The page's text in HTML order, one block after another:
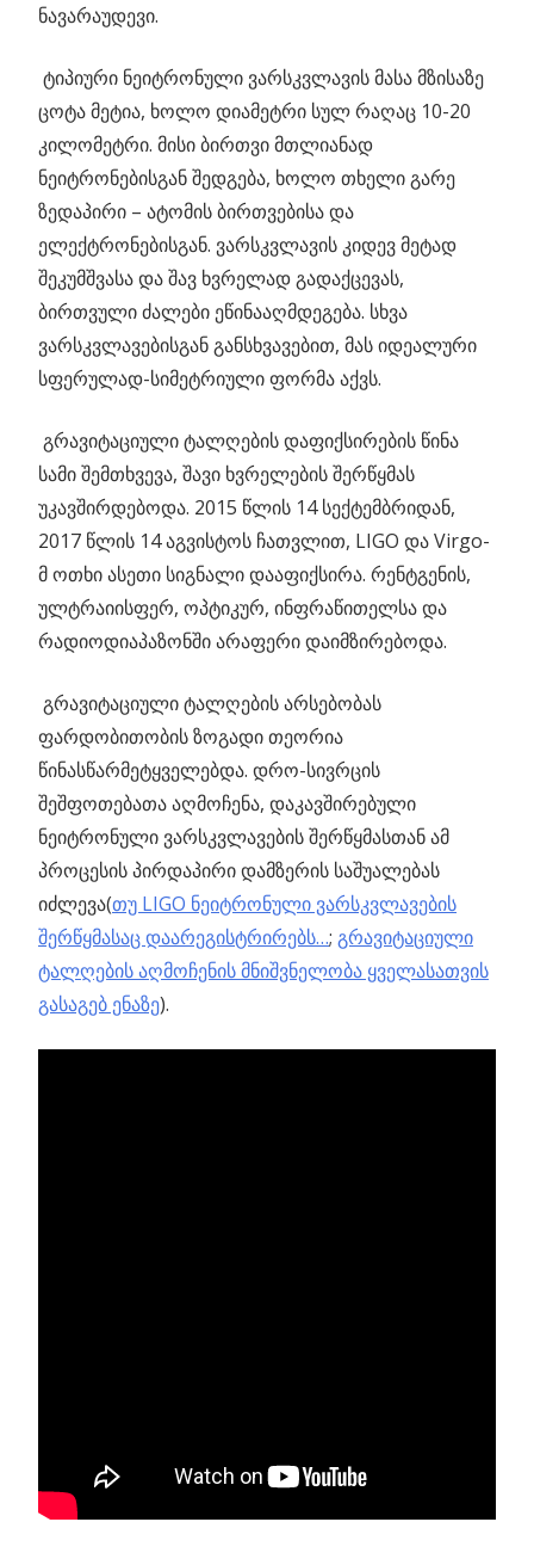
ნავარაუდევი.
ტიპიური ნეიტრონული ვარსკვლავის მასა მზისაზე
ცოტა მეტია, ხოლო დიამეტრი სულ რაღაც 10-20
კილომეტრი. მისი ბირთვი მთლიანად
ნეიტრონებისგან შედგება, ხოლო თხელი გარე
ზედაპირი – ატომის ბირთვებისა და
ელექტრონებისგან. ვარსკვლავის კიდევ მეტად
შეკუმშვასა და შავ ხვრელად გადაქცევას,
ბირთვული ძალები ეწინააღმდეგება. სხვა
ვარსკვლავებისგან განსხვავებით, მას იდეალური
სფერულად-სიმეტრიული ფორმა აქვს.
გრავიტაციული ტალღების დაფიქსირების წინა
სამი შემთხვევა, შავი ხვრელების შერწყმას
უკავშირდებოდა. 2015 წლის 14 სექტემბრიდან,
2017 წლის 14 აგვისტოს ჩათვლით, LIGO და Virgo-
მ ოთხი ასეთი სიგნალი დააფიქსირა. რენტგენის,
ულტრაიისფერ, ოპტიკურ, ინფრაწითელსა და
რადიოდიაპაზონში არაფერი დაიმზირებოდა.
გრავიტაციული ტალღების არსებობას
ფარდობითობის ზოგადი თეორია
წინასწარმეტყველებდა. დრო-სივრცის
შეშფოთებათა აღმოჩენა, დაკავშირებული
ნეიტრონული ვარსკვლავების შერწყმასთან ამ
პროცესის პირდაპირი დამზერის საშუალებას
იძლევა(თუ LIGO ნეიტრონული ვარსკვლავების
შერწყმასაც დაარეგისტრირებს…; გრავიტაციული
ტალღების აღმოჩენის მნიშვნელობა ყველასათვის
გასაგებ ენაზე).